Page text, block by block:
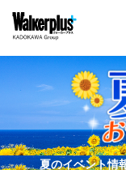
夏のイベント情